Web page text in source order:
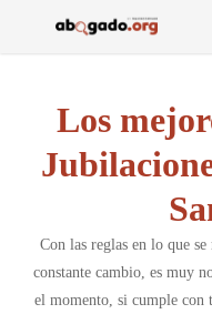
Los
Con las reglas en lo que
constante cambio, es muy
el momento, si cumple con